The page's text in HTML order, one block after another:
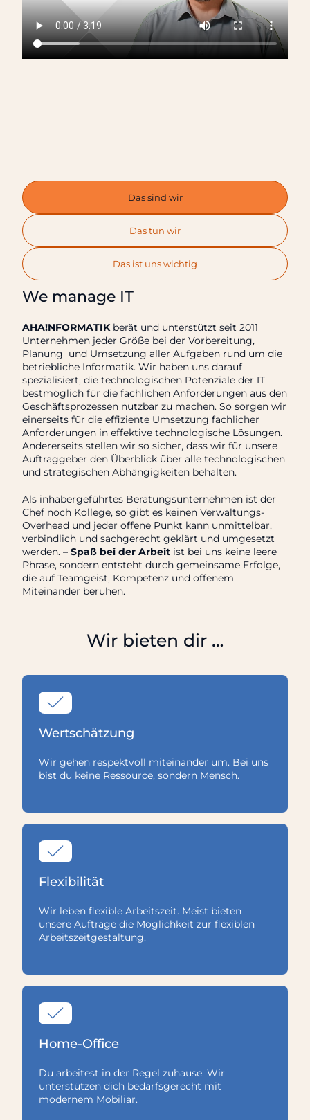
Das sind wir
Das tun wir
Das ist uns wichtig
We manage IT
AHA!NFORMATIKberät und unterstützt seit 2011
Unternehmen jeder Größe bei der Vorbereitung,
Planung und Umsetzung aller Aufgaben rund um die
betriebliche Informatik. Wir haben uns darauf
spezialisiert, die technologischen Potenziale der IT
bestmöglich für die fachlichen Anforderungen aus den
Geschäftsprozessen nutzbar zu machen. So sorgen wir
einerseits für die effiziente Umsetzung fachlicher
Anforderungen in effektive technologische Lösungen.
Andererseits stellen wir so sicher, dass wir für unsere
Auftraggeber den Überblick über alle technologischen
und strategischen Abhängigkeiten behalten.
Als inhabergeführtes Beratungsunternehmen ist der
Chef noch Kollege, so gibt es keinen Verwaltungs-
Overhead und jeder offene Punkt kann unmittelbar,
verbindlich und sachgerecht geklärt und umgesetzt
werden. – Spaß bei der Arbeit ist bei uns keine leere
Phrase, sondern entsteht durch gemeinsame Erfolge,
die auf Teamgeist, Kompetenz und offenem
Miteinander beruhen.
Wir bieten dir …
Wertschätzung
Wir gehen respektvoll miteinander um. Bei uns
bist du keine Ressource, sondern Mensch.
Flexibilität
Wir leben flexible Arbeitszeit. Meist bieten
unsere Aufträge die Möglichkeit zur flexiblen
Arbeitszeitgestaltung.
Home-Office
Du arbeitest in der Regel zuhause. Wir
unterstützen dich bedarfsgerecht mit
modernem Mobiliar.